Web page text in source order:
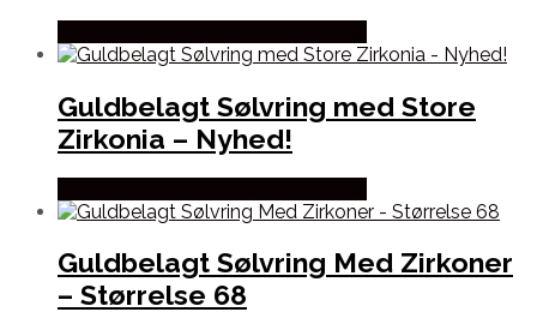
Guldbelagt Sølvring med Store
Zirkonia – Nyhed!
Guldbelagt Sølvring Med Zirkoner
– Størrelse 68